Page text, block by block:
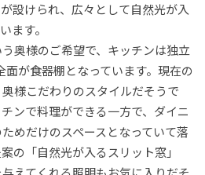
設けられ、広々として自然光が入
ます。
う奥様のご希望で、キッチンは独立
が食器棚となっています。現在の
様こだわりのスタイルだそうで
ンで料理ができる一方で、ダイニ
めだけのスペースとなっていて落
の「自然光が入るスリット窓」